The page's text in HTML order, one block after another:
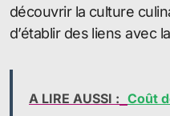
découvrir la culture
d’établir des liens avec
A LIRE AUSSI : Coût